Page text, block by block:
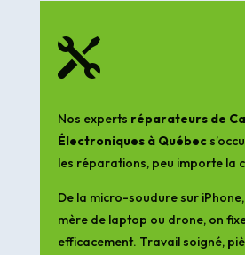

Nos experts réparateurs de
Électroniques à Québec
les réparations, peu importe la
De la micro-soudure sur
mère de laptop ou drone, on
efficacement. Travail soigné,